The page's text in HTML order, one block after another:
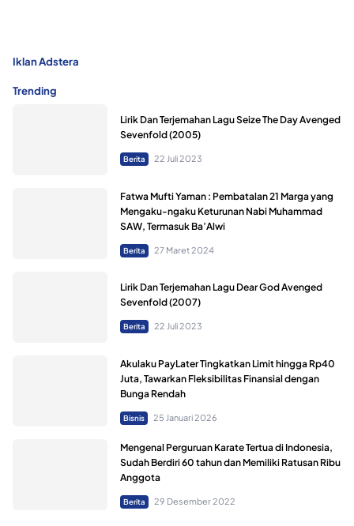
Iklan Adstera
Trending
Lirik Dan Terjemahan Lagu Seize The Day Avenged
Sevenfold (2005)
Berita 22 Juli 2023
Fatwa Mufti Yaman : Pembatalan 21 Marga yang
Mengaku-ngaku Keturunan Nabi Muhammad
SAW, Termasuk Ba’Alwi
Berita 27 Maret 2024
Lirik Dan Terjemahan Lagu Dear God Avenged
Sevenfold (2007)
Berita 22 Juli 2023
Akulaku PayLater Tingkatkan Limit hingga Rp40
Juta, Tawarkan Fleksibilitas Finansial dengan
Bunga Rendah
Bisnis 25 Januari 2026
Mengenal Perguruan Karate Tertua di Indonesia,
Sudah Berdiri 60 tahun dan Memiliki Ratusan Ribu
Anggota
Berita 29 Desember 2022